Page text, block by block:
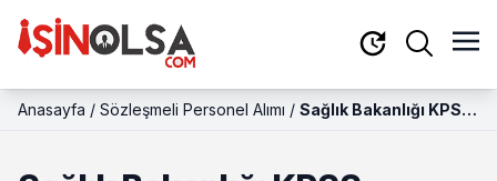
Anasayfa / Sözleşmeli Personel Alımı / Sağlık Bakanlığı KPSS
Kontenjan ve Nitelik